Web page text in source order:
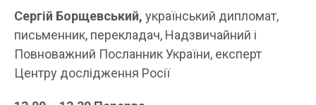
Сергій Борщевський, український дипломат,
письменник, перекладач, Надзвичайний і
Повноважний Посланник України, експерт
Центру дослідження Росії